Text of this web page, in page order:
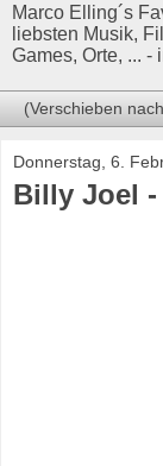
Marco Elling´s
liebsten Musik,
Games, Orte, ...
Donnerstag, 6.
Billy Joel